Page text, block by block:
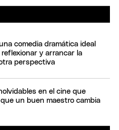
comedia dramática ideal
reflexionar y arrancar la
perspectiva
en el cine que
un buen maestro cambia